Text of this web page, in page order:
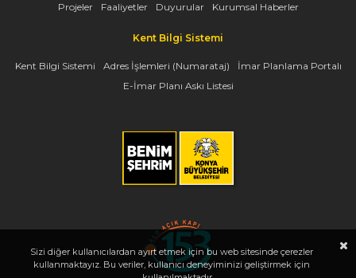
Projeler Faaliyetler Duyurular Kurumsal Haberler
Kent Bilgi Sistemi
Kent Bilgi Sistemi Adres İşlemleri (Numarataj)
İmar Planlama Portalı
E-İmar Planı Askı Listesi
Sizi diğer kullanıcılardan ayırt etmek için bu web sitesinde çerezler
kullanmaktayız. Bu veriler, kullanıcı deneyiminizi geliştirmek için